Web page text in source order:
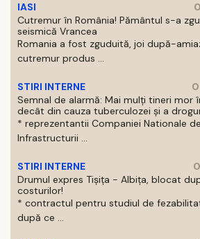
IASI
Cutremur în România! Pământul s-a
seismică Vrancea
Romania a fost zguduită, joi după-
cutremur produs ...
STIRI INTERNE
Semnal de alarmă: Mai mulți tineri mor
decât din cauza tuberculozei și a
* reprezentantii Companiei Nationale
Infrastructurii ...
STIRI INTERNE
Drumul expres Tișița - Albița, blocat
costurilor!
* contractul pentru studiul de
după ce ...